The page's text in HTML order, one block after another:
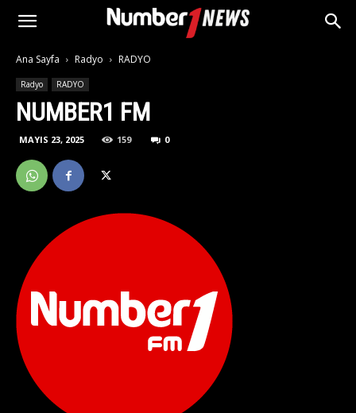
Ana Sayfa Radyo RADYO
Radyo RADYO
NUMBER1 FM
MAYIS 23, 2025 159 0